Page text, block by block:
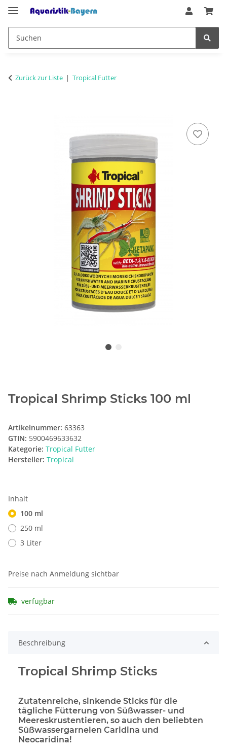
Zurück zur Liste Tropical Futter
Tropical Shrimp Sticks 100 ml
Artikelnummer: 63363
GTIN: 5900469633632
Kategorie: Tropical Futter
Hersteller: Tropical
Inhalt
100 ml
250 ml
3 Liter
Preise nach Anmeldung sichtbar
verfügbar
Beschreibung
Tropical Shrimp Sticks
Zutatenreiche, sinkende Sticks für die
tägliche Fütterung von Süßwasser- und
Meereskrustentieren, so auch den beliebten
Süßwassergarnelen Caridina und
Neocaridina!